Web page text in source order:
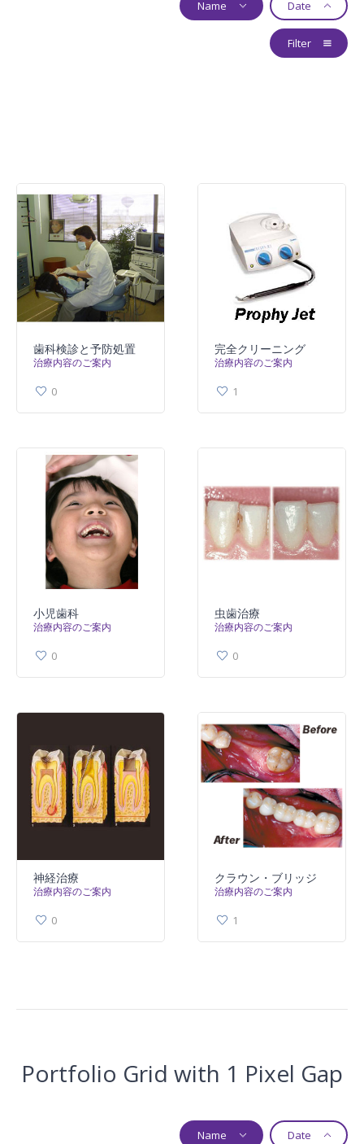
Name Date
Filter
歯科検診と予防処置
治療内容のご案内
0
完全クリーニング
治療内容のご案内
1
小児歯科
治療内容のご案内
0
虫歯治療
治療内容のご案内
0
神経治療
治療内容のご案内
0
クラウン・ブリッジ
治療内容のご案内
1
Portfolio Grid with 1 Pixel Gap
Name Date